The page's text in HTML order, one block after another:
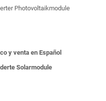
Photovoltaikmodule
y venta en Español
Solarmodule